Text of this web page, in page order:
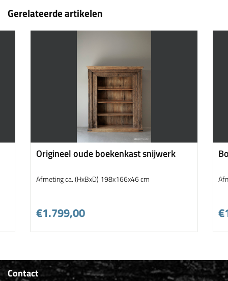
Gerelateerde artikelen
Origineel oude boekenkast snijwerk
Afmeting ca. (HxBxD) 198x166x46 cm
€1.799,00
Contact